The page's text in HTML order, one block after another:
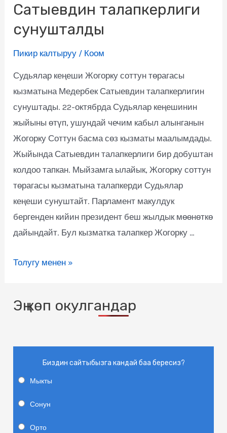
Сатыевдин талапкерлиги
сунушталды
Пикир калтыруу / Коом
Судьялар кеңеши Жогорку соттун төрагасы
кызматына Медербек Сатыевдин талапкерлигин
сунуштады. 22-октябрда Судьялар кеңешинин
жыйыны өтүп, ушундай чечим кабыл алынганын
Жогорку Соттун басма сөз кызматы маалымдады.
Жыйында Сатыевдин талапкерлиги бир добуштан
колдоо тапкан. Мыйзамга ылайык, Жогорку соттун
төрагасы кызматына талапкерди Судьялар
кеңеши сунуштайт. Парламент макулдук
бергенден кийин президент беш жылдык мөөнөткө
дайындайт. Бул кызматка талапкер Жогорку …
Толугу менен »
Эң көп окулгандар
Биздин сайтыбызга кандай баа бересиз?
Мыкты
Сонун
Орто